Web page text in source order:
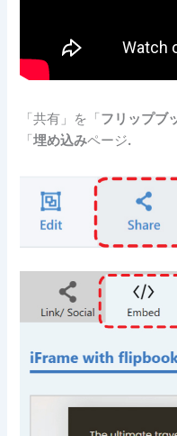
「共有」を「フリップブ
「埋め込みページ.